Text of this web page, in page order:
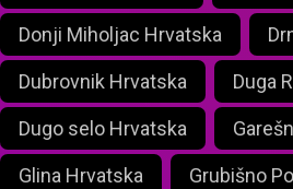
Donji Miholjac Hrvatska
Dubrovnik Hrvatska Duga
Dugo selo Hrvatska
Glina Hrvatska Grubišno